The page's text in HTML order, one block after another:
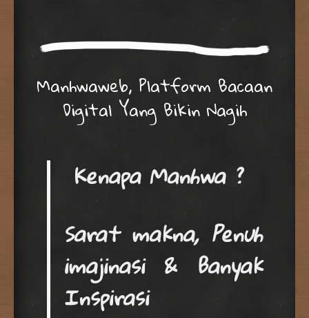
Manhwaweb, Platform Bacaan
Digital Yang Bikin Nagih
Kenapa Manhwa ?
Sarat makna, Penuh
imajinasi & Banyak
Inspirasi